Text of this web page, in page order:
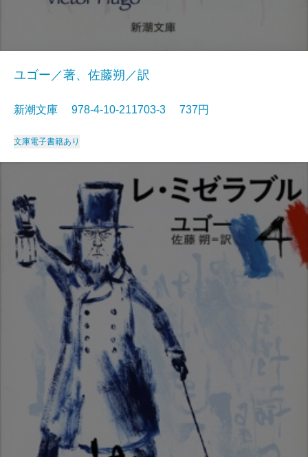
ユゴー／著、佐藤朔／訳
新潮文庫 978-4-10-211703-3 737円
文庫電子書籍あり